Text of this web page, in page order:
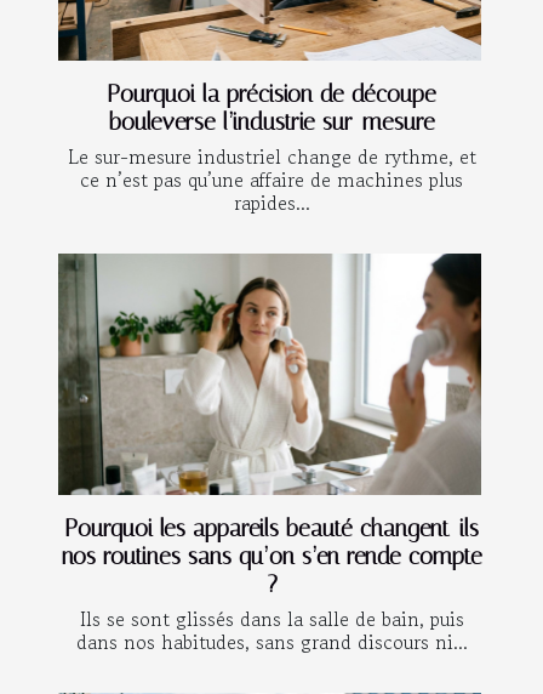
Pourquoi la précision de découpe
bouleverse l’industrie sur-mesure
Le sur-mesure industriel change de rythme, et
ce n’est pas qu’une affaire de machines plus
rapides...
Pourquoi les appareils beauté changent-ils
nos routines sans qu’on s’en rende compte
?
Ils se sont glissés dans la salle de bain, puis
dans nos habitudes, sans grand discours ni...